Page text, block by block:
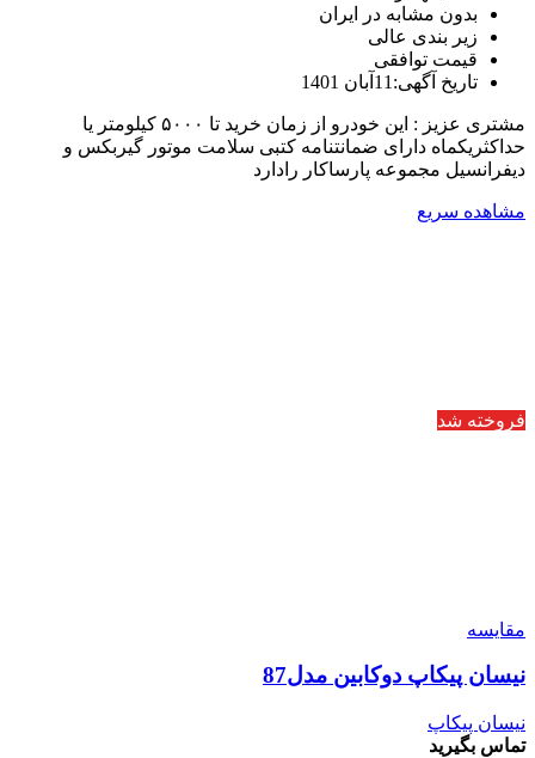
بدون مشابه در ایران
زیر بندی عالی
قیمت توافقی
تاریخ آگهی:11آبان 1401
مشتری عزیز : این خودرو از زمان خرید تا ۵۰۰۰ کیلومتر یا
حداکثریکماه دارای ضمانتنامه کتبی سلامت موتور گیربکس و
دیفرانسیل مجموعه پارساکار رادارد
مشاهده سریع
فروخته شد
مقایسه
نیسان پیکاپ دوکابین مدل87
نیسان پیکاپ
تماس بگیرید